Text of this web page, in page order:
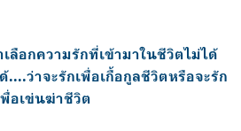
ลือกความรักที่เข้ามาในชีวิตไม่ได้
....ว่าจะรักเพื่อเกื้อกูลชีวิตหรือจะรัก
พื่อเข่นฆ่าชีวิต